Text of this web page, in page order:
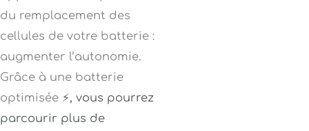
du remplacement des
cellules de votre batterie :
augmenter l’autonomie.
Grâce à une batterie
optimisée ⚡, vous pourrez
parcourir plus de